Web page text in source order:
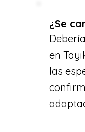
¿Se
en
las